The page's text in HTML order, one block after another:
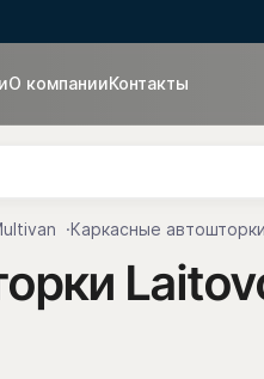
О компанииКонтакты
Каркасные